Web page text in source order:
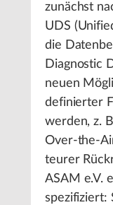
zunächst
UDS
die
Diagnostic
neuen
definierter
werden, z.
Over-the-
teurer
ASAM e.V.
spezifiziert: